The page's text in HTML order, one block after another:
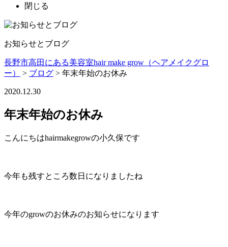
閉じる
お知らせとブログ
長野市高田にある美容室hair make grow（ヘアメイクグロ
ー）
> ブログ > 年末年始のお休み
2020.12.30
年末年始のお休み
こんにちはhairmakegrowの小久保です
今年も残すところ数日になりましたね
今年のgrowのお休みのお知らせになります